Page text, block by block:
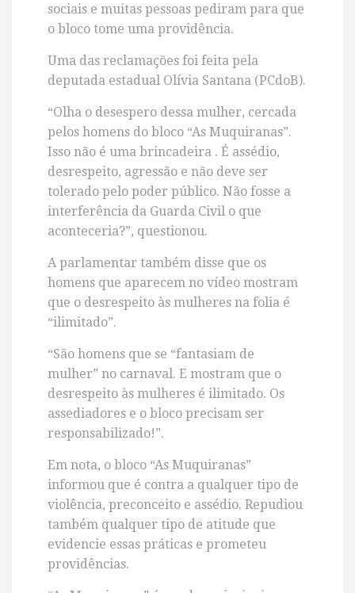
sociais e muitas pessoas pediram para que
o bloco tome uma providência.
Uma das reclamações foi feita pela
deputada estadual Olívia Santana (PCdoB).
“Olha o desespero dessa mulher, cercada
pelos homens do bloco “As Muquiranas”.
Isso não é uma brincadeira . É assédio,
desrespeito, agressão e não deve ser
tolerado pelo poder público. Não fosse a
interferência da Guarda Civil o que
aconteceria?”, questionou.
A parlamentar também disse que os
homens que aparecem no vídeo mostram
que o desrespeito às mulheres na folia é
“ilimitado”.
“São homens que se “fantasiam de
mulher” no carnaval. E mostram que o
desrespeito às mulheres é ilimitado. Os
assediadores e o bloco precisam ser
responsabilizado!”.
Em nota, o bloco “As Muquiranas”
informou que é contra a qualquer tipo de
violência, preconceito e assédio. Repudiou
também qualquer tipo de atitude que
evidencie essas práticas e prometeu
providências.